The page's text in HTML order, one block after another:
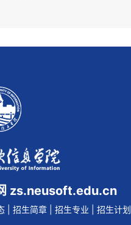
zs.neusoft.edu.cn
招生简章 招生专业 招生计划